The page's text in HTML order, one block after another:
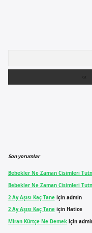
Son yorumlar
Bebekler Ne Zaman Cisimleri
Bebekler Ne Zaman Cisimleri
2 Ay Aşısı Kaç Taneiçin admin
2 Ay Aşısı Kaç Taneiçin Hatice
Miran Kürtçe Ne Demekiçin